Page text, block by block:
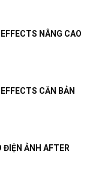
NÂNG CAO
CĂN BẢN
ĐIỆN ẢNH AFTER